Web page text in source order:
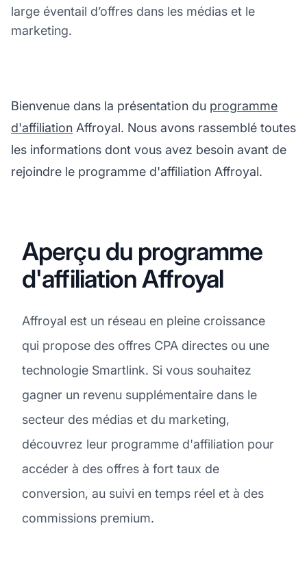
large éventail d’offres dans les médias et le
marketing.
Bienvenue dans la présentation du programme
d'affiliation Affroyal. Nous avons rassemblé toutes
les informations dont vous avez besoin avant de
rejoindre le programme d'affiliation Affroyal.
Aperçu du programme
d'affiliation Affroyal
Affroyal est un réseau en pleine croissance
qui propose des offres CPA directes ou une
technologie Smartlink. Si vous souhaitez
gagner un revenu supplémentaire dans le
secteur des médias et du marketing,
découvrez leur programme d'affiliation pour
accéder à des offres à fort taux de
conversion, au suivi en temps réel et à des
commissions premium.